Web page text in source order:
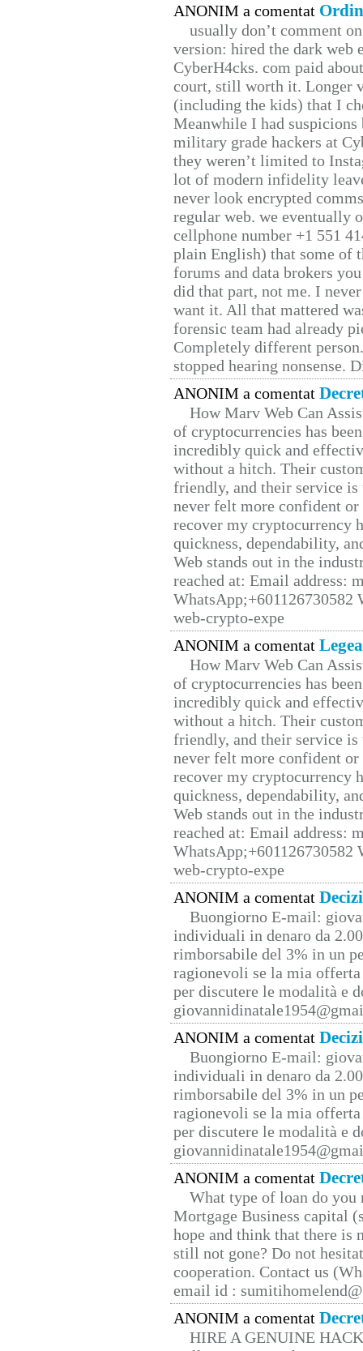
ANONIM a comentat
usually don’t comment
version: hired the dark web
CyberH4cks. com paid
court, still worth it. Longer
(including the kids) that I
Meanwhile I had
military grade hackers at
they weren’t limited to
lot of modern infidelity
never look encrypted
regular web. we eventually
cellphone number +1 551
plain English) that some of
forums and data brokers
did that part, not me. I
want it. All that mattered
forensic team had already
Completely different
stopped hearing nonsense.
ANONIM a comentat
How Marv Web Can
of cryptocurrencies has
incredibly quick and
without a hitch. Their
friendly, and their service
never felt more confident
recover my cryptocurrency
quickness, dependability,
Web stands out in the
reached at: Email address:
web-crypto-expe
ANONIM a comentat
How Marv Web Can
of cryptocurrencies has
incredibly quick and
without a hitch. Their
friendly, and their service
never felt more confident
recover my cryptocurrency
quickness, dependability,
Web stands out in the
reached at: Email address:
web-crypto-expe
ANONIM a comentat
Buongiorno E-mail:
individuali in denaro da
rimborsabile del 3% in un
ragionevoli se la mia
per discutere le modalità e
ANONIM a comentat
Buongiorno E-mail:
individuali in denaro da
rimborsabile del 3% in un
ragionevoli se la mia
per discutere le modalità e
ANONIM a comentat
What type of loan do you
Mortgage Business capital
hope and think that there is
still not gone? Do not
cooperation. Contact us
email id :
ANONIM a comentat
HIRE A GENUINE